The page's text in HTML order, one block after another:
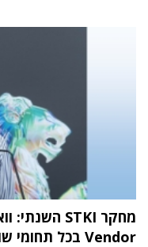
Vendor בכל תחומי שוק ה-IT